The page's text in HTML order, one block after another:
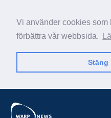
Vi använder cookies som
förbättra vår webbsida.
Stäng